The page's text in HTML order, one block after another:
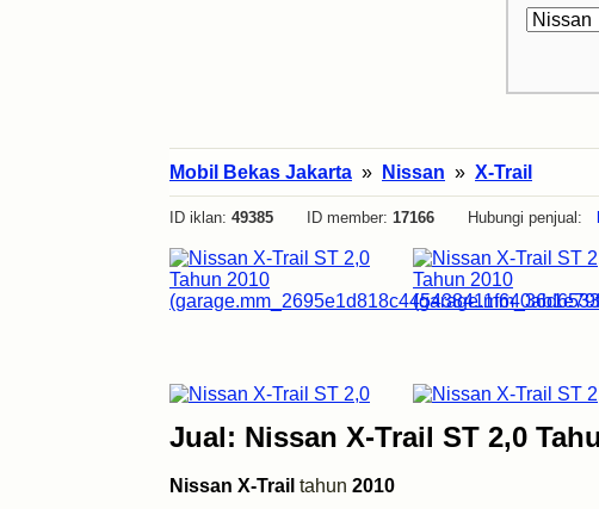
Mobil Bekas Jakarta » Nissan » X-Trail
ID iklan: 49385 ID member: 17166 Hubungi penjual:
Jual: Nissan X-Trail ST 2,0
Nissan X-Trail tahun 2010